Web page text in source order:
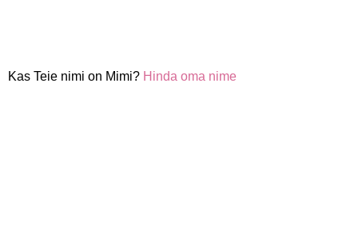
Kas Teie nimi on Mimi? Hinda oma nime